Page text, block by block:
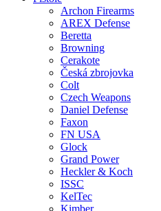
Archon Firearms
AREX Defense
Beretta
Browning
Cerakote
Česká zbrojovka
Colt
Czech Weapons
Daniel Defense
Faxon
FN USA
Glock
Grand Power
Heckler & Koch
ISSC
KelTec